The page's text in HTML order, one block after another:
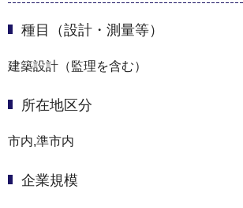
種目（設計・測量等）
建築設計（監理を含む）
所在地区分
市内,準市内
企業規模